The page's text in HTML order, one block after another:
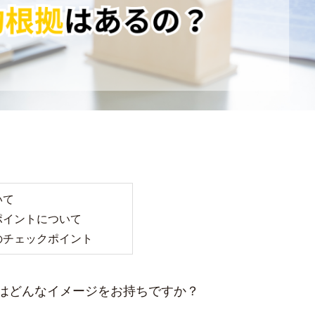
ントについて
ェックポイント
んなイメージをお持ちですか？